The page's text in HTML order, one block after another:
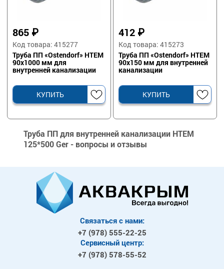
865 ₽
Код товара: 415277
Труба ПП «Ostendorf» HTEM
90х1000 мм для
внутренней канализации
КУПИТЬ
412 ₽
Код товара: 415273
Труба ПП «Ostendorf» HTEM
90х150 мм для внутренней
канализации
КУПИТЬ
Труба ПП для внутренней канализации HTEM
125*500 Ger - вопросы и отзывы
Связаться с нами:
+7 (978) 555-22-25
Сервисный центр:
+7 (978) 578-55-52